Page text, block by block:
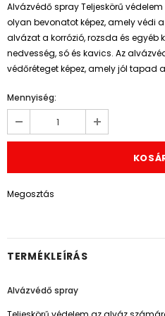
Alvázvédő spray Teljeskörű
olyan bevonatot képez, amely védi
alvázat a korrózió, rozsda és egyéb
nedvesség, só és kavics. Az
védőréteget képez, amely jól tapad
Mennyiség:
Megosztás
TERMÉKLEÍRÁS
Alvázvédő spray